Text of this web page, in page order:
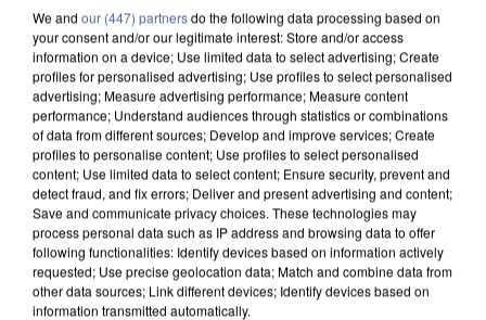
We and our (447) partnersdo the following data processing based on
your consent and/or our legitimate interest: Store and/or access
information on a device; Use limited data to select advertising; Create
profiles for personalised advertising; Use profiles to select personalised
advertising; Measure advertising performance; Measure content
performance; Understand audiences through statistics or combinations
of data from different sources; Develop and improve services; Create
profiles to personalise content; Use profiles to select personalised
content; Use limited data to select content; Ensure security, prevent and
detect fraud, and fix errors; Deliver and present advertising and content;
Save and communicate privacy choices. These technologies may
process personal data such as IP address and browsing data to offer
following functionalities: Identify devices based on information actively
requested; Use precise geolocation data; Match and combine data from
other data sources; Link different devices; Identify devices based on
information transmitted automatically.